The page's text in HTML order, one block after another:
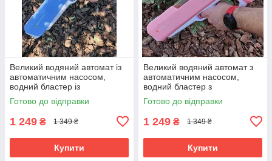
Великий водяний автомат із
автоматичним насосом,
водний бластер із
акумулятором Блакитний
Готово до відправки
1 249 ₴ 1 349 ₴
Купити
Великий водяний автомат з
автоматичним насосом,
водний бластер з
акумулятором Рожевий
Готово до відправки
1 249 ₴ 1 349 ₴
Купити